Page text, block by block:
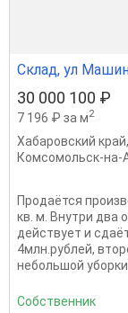
Склад, ул
30 000 100 ₽
7 196 ₽ за м2
Хабаровский край,
Комсомольск-на-
Продаётся
кв. м. Внутри два
действует и
4млн.рублей,
небольшой
Собственник